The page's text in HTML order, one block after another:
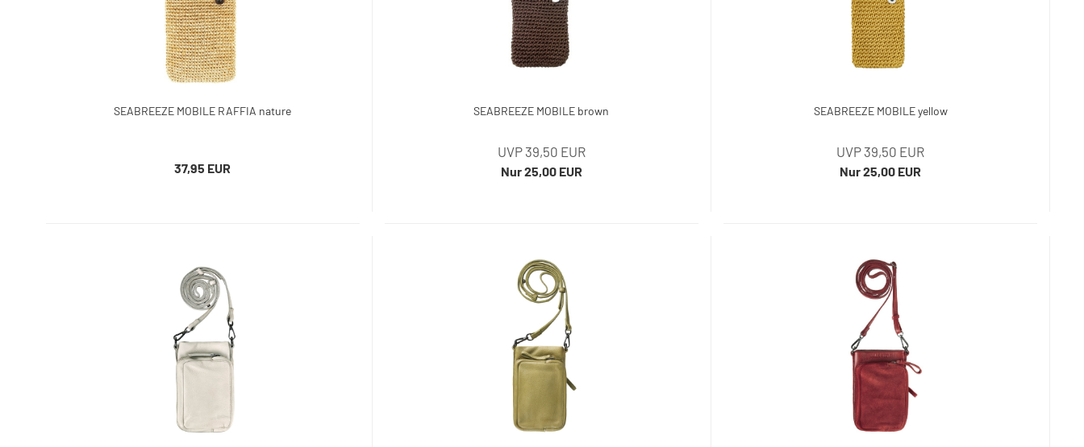
SEABREEZE MOBILE RAFFIA nature
37,95 EUR
SEABREEZE MOBILE brown
UVP 39,50 EUR
Nur 25,00 EUR
SEABREEZE MOBILE yellow
UVP 39,50 EUR
Nur 25,00 EUR